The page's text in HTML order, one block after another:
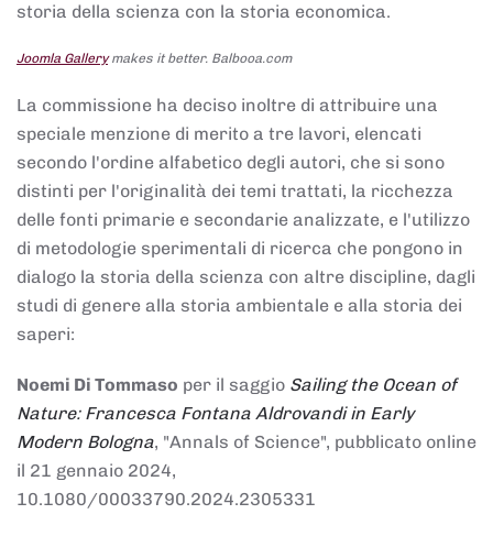
storia della scienza con la storia economica.
Joomla Gallerymakes it better. Balbooa.com
La commissione ha deciso inoltre di attribuire una
speciale menzione di merito a tre lavori, elencati
secondo l'ordine alfabetico degli autori, che si sono
distinti per l'originalità dei temi trattati, la ricchezza
delle fonti primarie e secondarie analizzate, e l'utilizzo
di metodologie sperimentali di ricerca che pongono in
dialogo la storia della scienza con altre discipline, dagli
studi di genere alla storia ambientale e alla storia dei
saperi:
Noemi Di Tommaso per il saggio Sailing the Ocean of
Nature: Francesca Fontana Aldrovandi in Early
Modern Bologna, "Annals of Science", pubblicato online
il 21 gennaio 2024,
10.1080/00033790.2024.2305331